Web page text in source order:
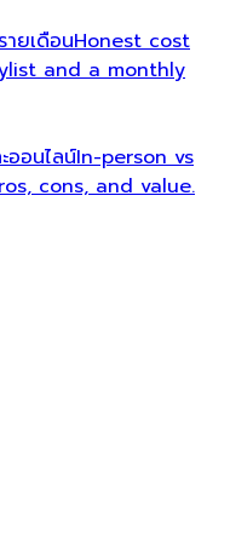
ยเดือนHonest cost
and a monthly
ออนไลน์In-person vs
cons, and value.